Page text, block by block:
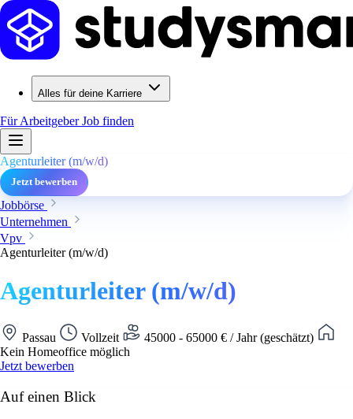
Alles für deine Karriere
Für ArbeitgeberJob finden
Agenturleiter (m/w/d)
Jetzt bewerben
Jobbörse
Unternehmen
Vpv
Agenturleiter (m/w/d)
Agenturleiter (m/w/d)
Passau Vollzeit
45000 - 65000 € / Jahr (geschätzt)
Kein Homeoffice möglich
Jetzt bewerben
Auf einen Blick